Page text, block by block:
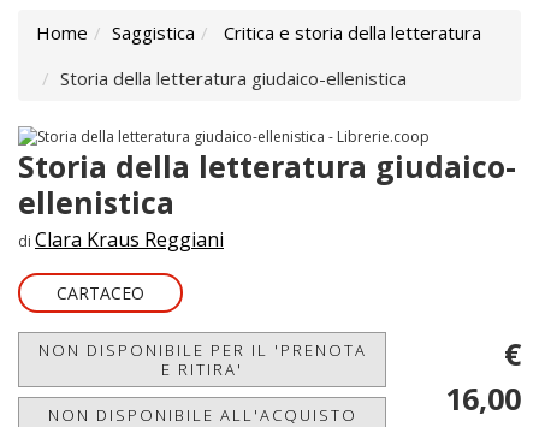
Home Saggistica
Critica e storia della letteratura
Storia della letteratura giudaico-ellenistica
Storia della letteratura giudaico-
ellenistica
di Clara Kraus Reggiani
CARTACEO
NON DISPONIBILE PER IL 'PRENOTA
E RITIRA'
NON DISPONIBILE ALL'ACQUISTO
€
16,00